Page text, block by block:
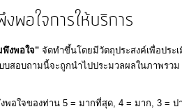
พอใจการให้บริการ
พึงพอใจ"จัดทำขึ้นโดยมีวัตถุประสงค์เพื่อประ
สอบถามนี้จะถูกนำไปประมวลผลในภาพรว
ระดับการคะแนนความพึงพอใจของท่าน 5